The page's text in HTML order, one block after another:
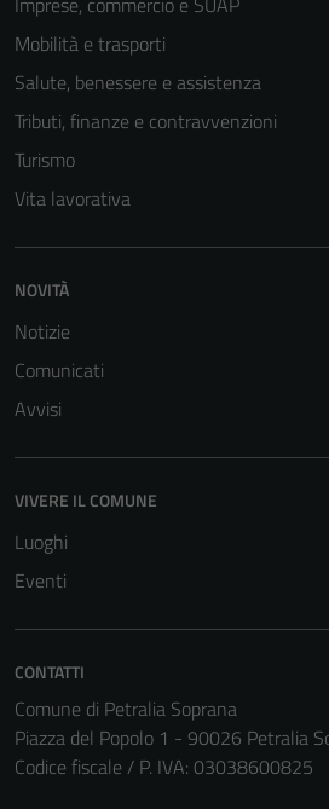
Mobilità e trasporti
Salute, benessere e assistenza
Tributi, finanze e contravvenzioni
Turismo
Vita lavorativa
NOVITÀ
Notizie
Comunicati
Avvisi
VIVERE IL COMUNE
Luoghi
Eventi
CONTATTI
Comune di Petralia Soprana
Piazza del Popolo 1 - 90026 Petralia
Codice fiscale / P. IVA: 03038600825